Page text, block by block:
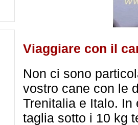
Viaggiare con il
Non ci sono
vostro cane con le
Trenitalia e Italo.
taglia sotto i 10 kg